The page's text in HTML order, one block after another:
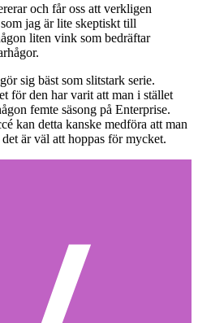
och får oss att verkligen
jag är lite skeptiskt till
liten vink som bedräftar
sig bäst som slitstark serie.
för den har varit att man i stället
femte säsong på Enterprise.
kan detta kanske medföra att man
är väl att hoppas för mycket.